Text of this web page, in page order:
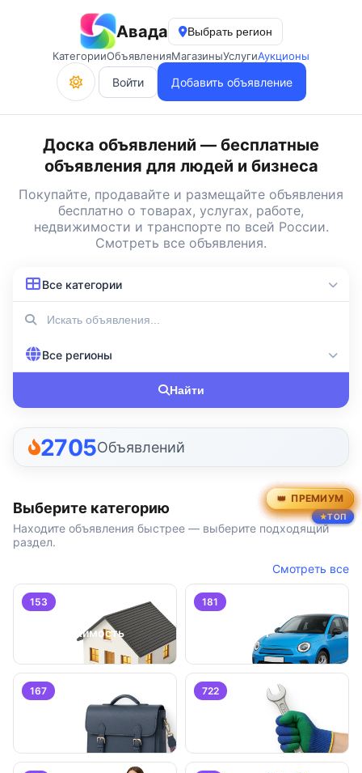
Авада
Выбрать регион
КатегорииОбъявленияМагазиныУслугиАукционы
Войти Добавить объявление
Доска объявлений — бесплатные
объявления для людей и бизнеса
Покупайте, продавайте и размещайте объявления
бесплатно о товарах, услугах, работе,
недвижимости и транспорте по всей России.
Смотреть все объявления.
Все категории
Все регионы
Найти
2705Объявлений
Выберите категорию
Находите объявления быстрее — выберите подходящий
раздел.
Смотреть все
153
Недвижимость
181
Транспорт
167 722
ПРЕМИУМ
ТОП
ПРЕМИУМ
ТОП
ПРЕМИУМ
ТОП
ПРЕМИУМ
ПРЕМИУМ
ПРЕМИУМ